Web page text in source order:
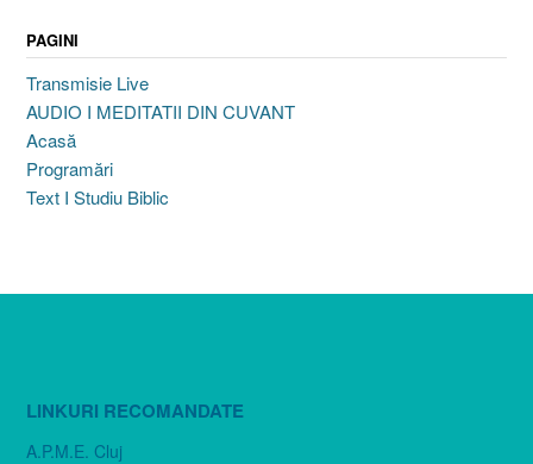
PAGINI
Transmisie Live
AUDIO I MEDITATII DIN CUVANT
Acasă
Programări
Text I Studiu Biblic
LINKURI RECOMANDATE
A.P.M.E. Cluj